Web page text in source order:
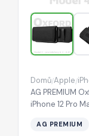
Domů/Apple/
AG PREMIUM
iPhone 12 Pro
AG PREMIUM